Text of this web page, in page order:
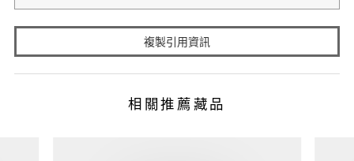
複製引用資訊
相關推薦藏品